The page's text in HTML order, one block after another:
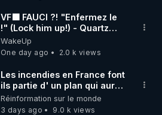
VF🟩 FAUCI ?! "Enfermez le
!" (Lock him up!) - Quartz
Traduction
WakeUp
One day ago
2.0 k views
Les incendies en France font
ils partie d' un plan qui aurait
débuté le 11 septembre 2001
?
Réinformation sur le monde
3 days ago
9.0 k views